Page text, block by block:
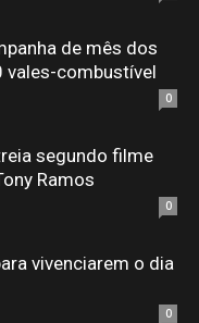
de mês dos
vales-combustível
0
segundo filme
Ramos
0
vivenciarem o dia
0